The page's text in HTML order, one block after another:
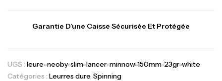
Garantie D’une Caisse Sécurisée Et Protégée
UGS : leure-neoby-slim-lancer-minnow-150mm-23gr-white
Catégories : Leurres dure, Spinning